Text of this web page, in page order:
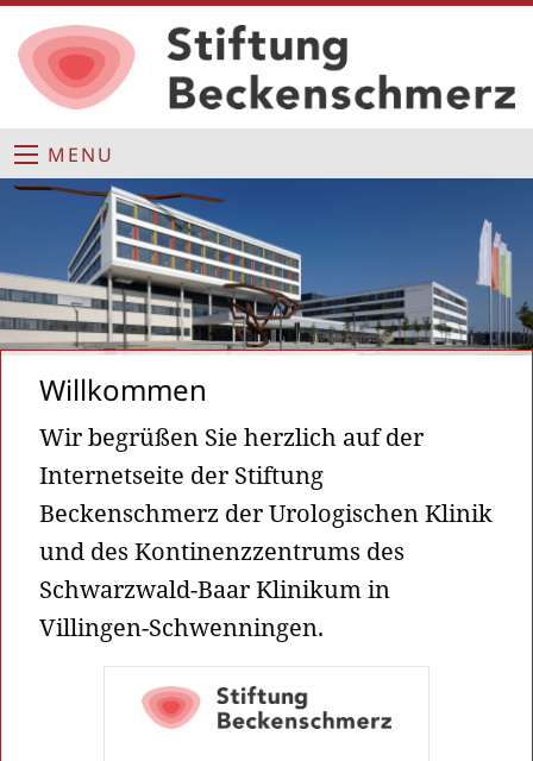
MENU
Willkommen
Wir begrüßen Sie herzlich auf der
Internetseite der Stiftung
Beckenschmerz der Urologischen Klinik
und des Kontinenzzentrums des
Schwarzwald-Baar Klinikum in
Villingen-Schwenningen.